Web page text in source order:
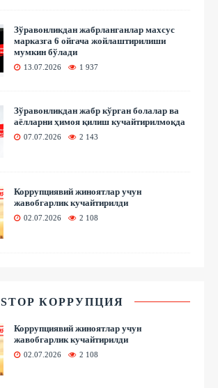
Зўравонликдан жабрланганлар махсус
марказга 6 ойгача жойлаштирилиши
мумкин бўлади
13.07.2026 1 937
Зўравонликдан жабр кўрган болалар ва
аёлларни ҳимоя қилиш кучайтирилмоқда
07.07.2026 2 143
Коррупциявий жиноятлар учун
жавобгарлик кучайтирилди
02.07.2026 2 108
STOP КОРРУПЦИЯ
Коррупциявий жиноятлар учун
жавобгарлик кучайтирилди
02.07.2026 2 108